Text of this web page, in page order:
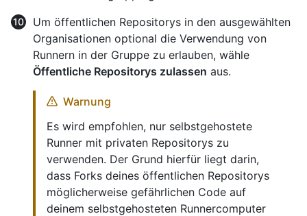
Um öffentlichen Repositorys in den ausgewählten
Organisationen optional die Verwendung von
Runnern in der Gruppe zu erlauben, wähle
Öffentliche Repositorys zulassen aus.
Warnung
Es wird empfohlen, nur selbstgehostete
Runner mit privaten Repositorys zu
verwenden. Der Grund hierfür liegt darin,
dass Forks deines öffentlichen Repositorys
möglicherweise gefährlichen Code auf
deinem selbstgehosteten Runnercomputer